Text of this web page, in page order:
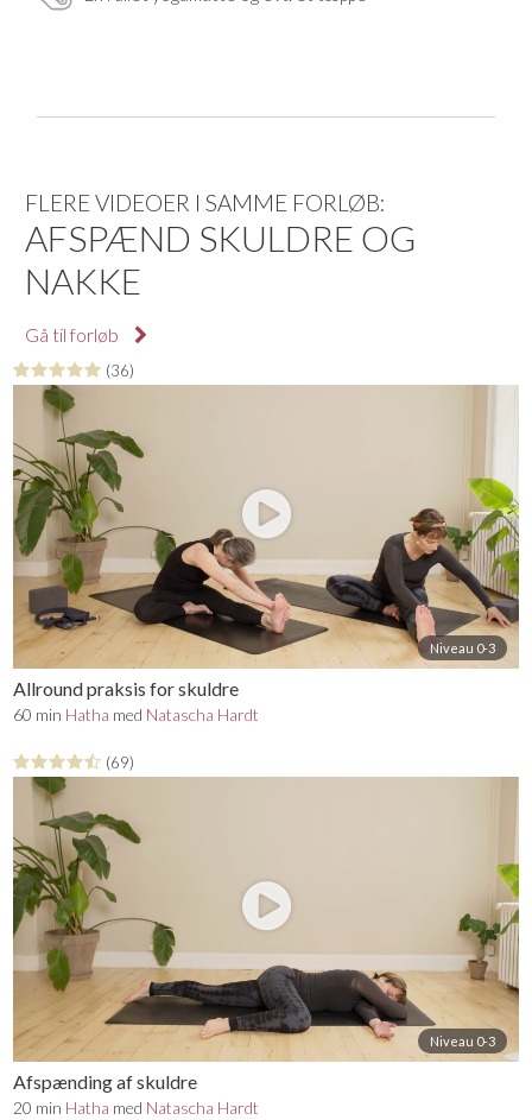
FLERE VIDEOER I SAMME FORLØB:
AFSPÆND SKULDRE OG
NAKKE
Gå til forløb
(36)
Niveau 0-3
Allround praksis for skuldre
60 min Hatha med Natascha Hardt
(69)
Niveau 0-3
Afspænding af skuldre
20 min Hatha med Natascha Hardt